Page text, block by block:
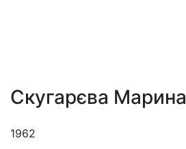
Скугарєва Марина
1962